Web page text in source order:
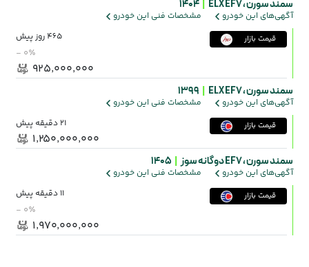
سمند سورن ،ELX EF7
1404
آگهی‌های این خودرو مشخصات فنی این خودرو
قیمت بازار 465 روز پیش
- ۰٪
۹۲۵٬۰۰۰٬۰۰۰
سمند سورن ،ELX EF7
1399
آگهی‌های این خودرو مشخصات فنی این خودرو
قیمت بازار 21 دقیقه پیش
۱٬۲۵۰٬۰۰۰٬۰۰۰
سمند سورن ،EF7 دوگانه سوز 1405
آگهی‌های این خودرو مشخصات فنی این خودرو
قیمت بازار 11 دقیقه پیش
- ۰٪
۱٬۹۷۰٬۰۰۰٬۰۰۰